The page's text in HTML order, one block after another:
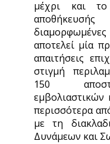
μέχρι και
αποτελεί μία
απαιτήσεις
στιγμή
150
περισσότερα
με τη
Δυνάμεων και